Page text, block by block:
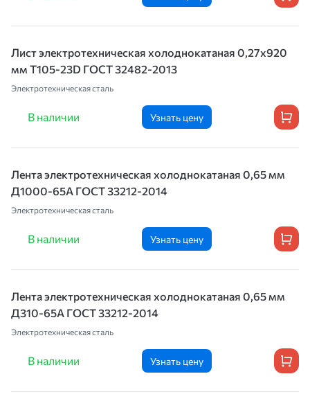
Лист электротехническая холоднокатаная 0,27х920
мм T105-23D ГОСТ 32482-2013
Электротехническая сталь
В наличии Узнать цену
Лента электротехническая холоднокатаная 0,65 мм
Д1000-65А ГОСТ 33212-2014
Электротехническая сталь
В наличии Узнать цену
Лента электротехническая холоднокатаная 0,65 мм
Д310-65А ГОСТ 33212-2014
Электротехническая сталь
В наличии Узнать цену